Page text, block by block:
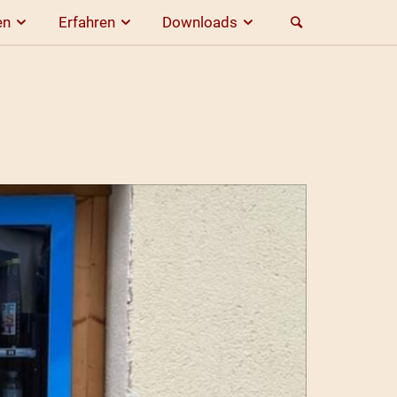
Erfahren Downloads